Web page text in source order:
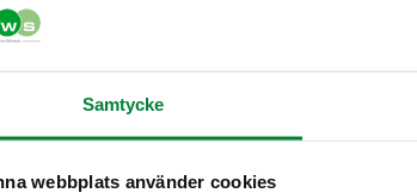
Samtycke
webbplats använder cookies